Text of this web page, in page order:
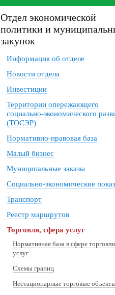
Отдел экономической
политики и
закупок
Информация об отделе
Новости отдела
Инвестиции
Территории опережающего
социально-экономического
(ТОСЭР)
Нормативно-правовая база
Малый бизнес
Муниципальные заказы
Социально-экономические
Транспорт
Реестр маршрутов
Торговля, сфера услуг
Нормативная база в сфере
услуг
Схемы границ
Нестационарные торговые